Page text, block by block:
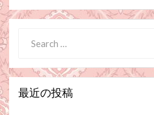
for:
最近の投稿